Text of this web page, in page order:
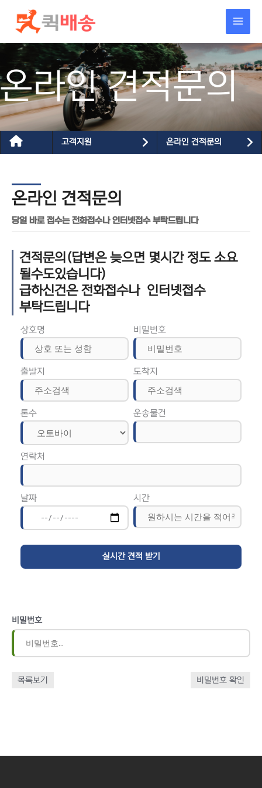
건너뛰기
온라인 견적문의
고객지원 온라인 견적문의
온라인 견적문의
당일 바로 접수는 전화접수나 인터넷접수 부탁드립니다
견적문의(답변은 늦으면 몇시간 정도 소요
될수도있습니다)
급하신건은 전화접수나 인터넷접수
부탁드립니다
상호명 비밀번호
출발지 도착지
톤수 운송물건
연락처
날짜 시간
비밀번호
목록보기 비밀번호 확인